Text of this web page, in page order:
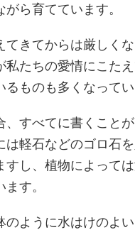
ら育てています。
てきてからは厳しく
私たちの愛情にこた
ものも多くなってい
、すべてに書くこと
は軽石などのゴロ石
すし、植物によって
す。
のように水はけのよ